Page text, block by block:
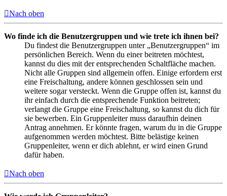
Nach oben
Wo finde ich die Benutzergruppen und wie trete ich ihnen bei?
Du findest die Benutzergruppen unter „Benutzergruppen“ im
persönlichen Bereich. Wenn du einer beitreten möchtest,
kannst du dies mit der entsprechenden Schaltfläche machen.
Nicht alle Gruppen sind allgemein offen. Einige erfordern erst
eine Freischaltung, andere können geschlossen sein und
weitere sogar versteckt. Wenn die Gruppe offen ist, kannst du
ihr einfach durch die entsprechende Funktion beitreten;
verlangt die Gruppe eine Freischaltung, so kannst du dich für
sie bewerben. Ein Gruppenleiter muss daraufhin deinen
Antrag annehmen. Er könnte fragen, warum du in die Gruppe
aufgenommen werden möchtest. Bitte belästige keinen
Gruppenleiter, wenn er dich ablehnt, er wird einen Grund
dafür haben.
Nach oben